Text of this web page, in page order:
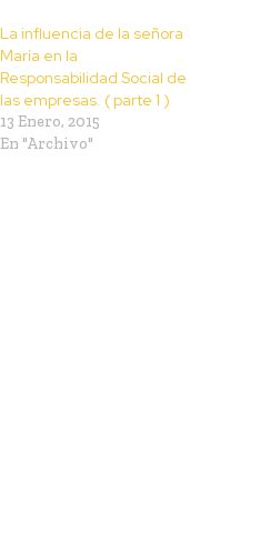
La influencia de la señora
María en la
Responsabilidad Social de
las empresas. ( parte 1 )
13 Enero, 2015
En "Archivo"